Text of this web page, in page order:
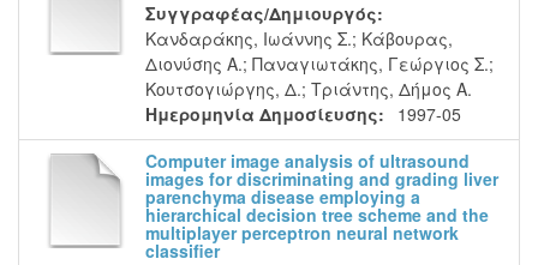
Συγγραφέας/Δημιουργός:
Κανδαράκης, Ιωάννης Σ.; Κάβουρας,
Διονύσης Α.; Παναγιωτάκης, Γεώργιος Σ.;
Κουτσογιώργης, Δ.; Τριάντης, Δήμος Α.
Ημερομηνία Δημοσίευσης:
1997-05
Computer image analysis of ultrasound
images for discriminating and grading liver
parenchyma disease employing a
hierarchical decision tree scheme and the
multiplayer perceptron neural network
classifier